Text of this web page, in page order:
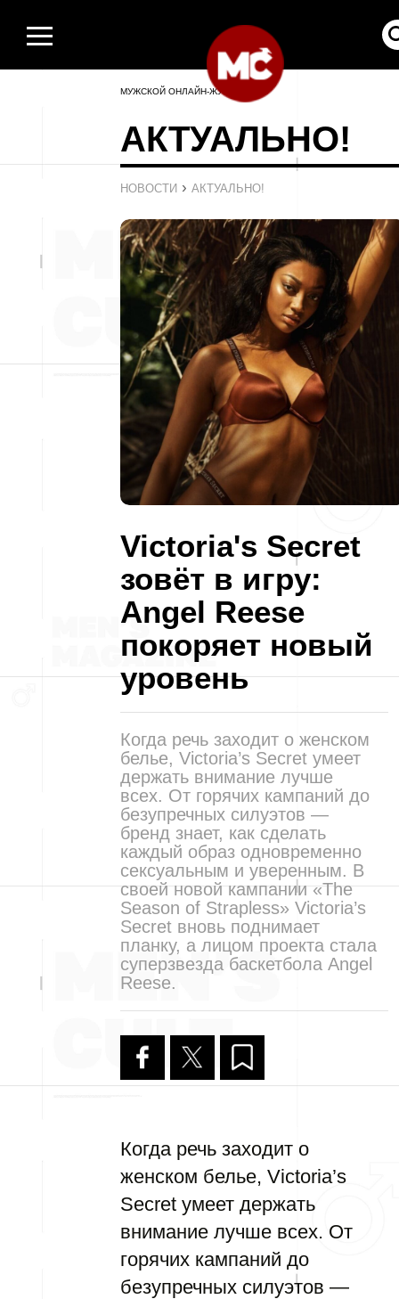
МУЖСКОЙ ОНЛАЙН-ЖУРНАЛ
АКТУАЛЬНО!
НОВОСТИ › АКТУАЛЬНО!
Victoria's Secret
зовёт в игру:
Angel Reese
покоряет новый
уровень
Когда речь заходит о женском
белье, Victoria’s Secret умеет
держать внимание лучше
всех. От горячих кампаний до
безупречных силуэтов —
бренд знает, как сделать
каждый образ одновременно
сексуальным и уверенным. В
своей новой кампании «The
Season of Strapless» Victoria’s
Secret вновь поднимает
планку, а лицом проекта стала
суперзвезда баскетбола Angel
Reese.
Когда речь заходит о
женском белье, Victoria’s
Secret умеет держать
внимание лучше всех. От
горячих кампаний до
безупречных силуэтов —